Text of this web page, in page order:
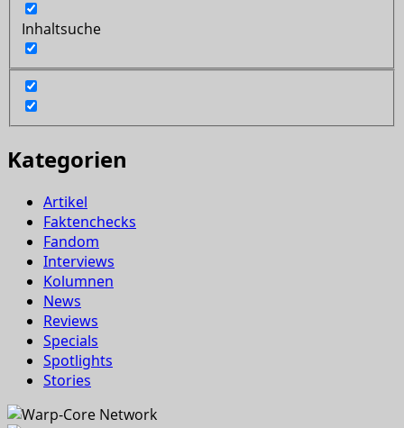
Inhaltsuche
Kategorien
Artikel
Faktenchecks
Fandom
Interviews
Kolumnen
News
Reviews
Specials
Spotlights
Stories